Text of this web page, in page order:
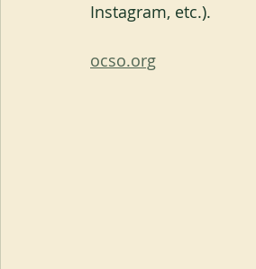
Instagram, etc.).
ocso.org